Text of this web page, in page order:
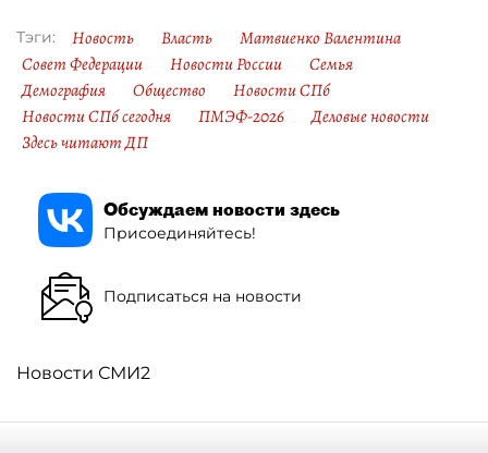
Тэги: Новость Власть
Матвиенко Валентина
Совет Федерации
Новости России
Семья
Демография
Общество
Новости СПб
Новости СПб сегодня
ПМЭФ-2026
Деловые новости
Здесь читают ДП
Обсуждаем новости здесь
Присоединяйтесь!
Подписаться на новости
Новости СМИ2